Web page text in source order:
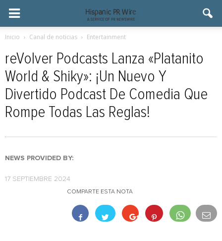
Inicio Canal de noticias Entertainment
reVolver Podcasts Lanza «Platanito
World & Shiky»: ¡Un Nuevo Y
Divertido Podcast De Comedia Que
Rompe Todas Las Reglas!
NEWS PROVIDED BY:
17 SEPTIEMBRE 2024
COMPARTE ESTA NOTA